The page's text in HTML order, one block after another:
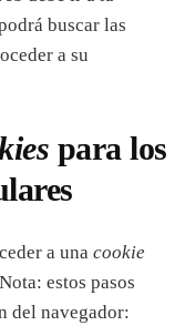
buscar las
a su
para los
a una cookie
estos pasos
del navegador: